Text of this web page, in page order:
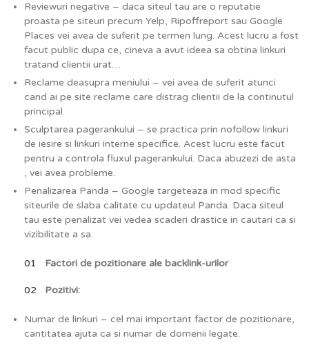
Reviewuri negative – daca siteul tau are o reputatie
proasta pe siteuri precum Yelp, Ripoffreport sau Google
Places vei avea de suferit pe termen lung. Acest lucru a fost
facut public dupa ce, cineva a avut ideea sa obtina linkuri
tratand clientii urat…
Reclame deasupra meniului – vei avea de suferit atunci
cand ai pe site reclame care distrag clientii de la continutul
principal.
Sculptarea pagerankului – se practica prin nofollow linkuri
de iesire si linkuri interne specifice. Acest lucru este facut
pentru a controla fluxul pagerankului. Daca abuzezi de asta
, vei avea probleme.
Penalizarea Panda – Google targeteaza in mod specific
siteurile de slaba calitate cu updateul Panda. Daca siteul
tau este penalizat vei vedea scaderi drastice in cautari ca si
vizibilitate a sa.
Factori de pozitionare ale backlink-urilor
Pozitivi:
Numar de linkuri – cel mai important factor de pozitionare,
cantitatea ajuta ca si numar de domenii legate.